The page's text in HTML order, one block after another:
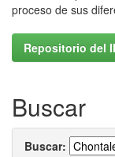
proceso de sus
Repositorio del
Buscar
Buscar: